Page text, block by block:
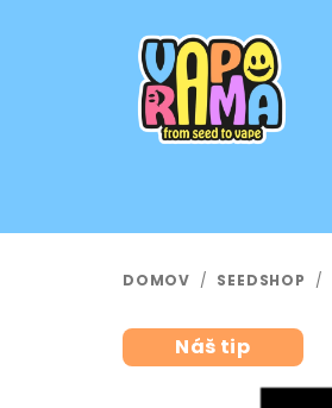
DOMOV / SEEDSHOP /
Náš tip